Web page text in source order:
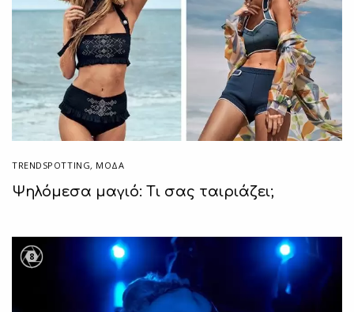
TRENDSPOTTING, ΜΟΔΑ
Ψηλόμεσα μαγιό: Τι σας ταιριάζει;
8